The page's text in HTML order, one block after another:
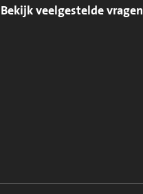
Bekijk veelgestelde vragen